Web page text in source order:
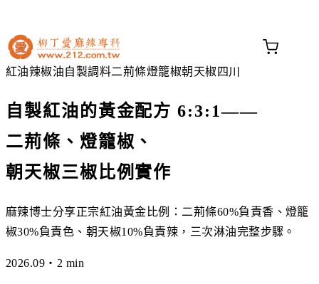
紅油辣椒油自製調料二荊條燈籠椒朝天椒 四川
自製紅油的黃金配方 6:3:1——
二荊條、燈籠椒、
朝天椒三椒比例實作
麻辣博士分享正宗紅油黃金比例：二荊條60%負責香、燈籠
椒30%負責色、朝天椒10%負責辣，三次淋油完整步驟。
2026.09・2 min